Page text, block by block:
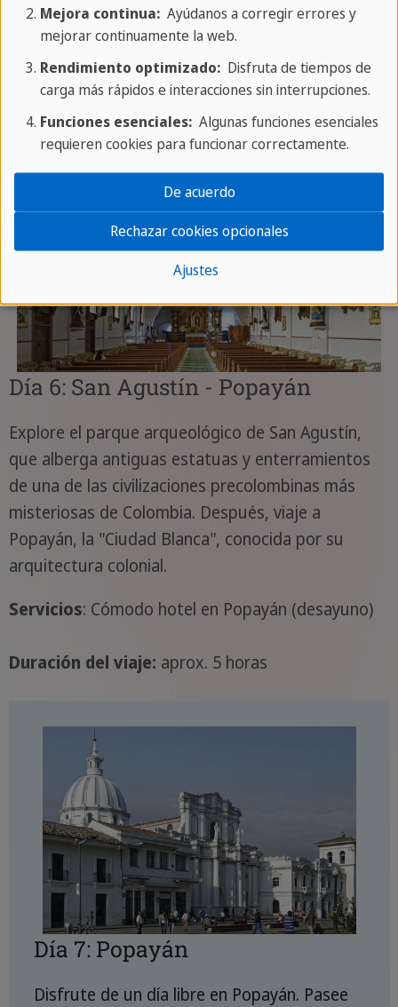
Duración del viaje:aprox. 9 horas con
paradas
Día 6: San Agustín - Popayán
Explore el parque arqueológico de San Agustín,
que alberga antiguas estatuas y enterramientos
de una de las civilizaciones precolombinas más
misteriosas de Colombia. Después, viaje a
Popayán, la "Ciudad Blanca", conocida por su
arquitectura colonial.
Servicios: Cómodo hotel en Popayán (desayuno)
Duración del viaje: aprox. 5 horas
Día 7: Popayán
Disfrute de un día libre en Popayán. Pasee
Mejora continua:Ayúdanos a corregir errores y
mejorar continuamente la web.
Rendimiento optimizado:Disfruta de tiempos de
carga más rápidos e interacciones sin interrupciones.
Funciones esenciales:Algunas funciones esenciales
requieren cookies para funcionar correctamente.
Ajustes
Rechazar cookies opcionales
De acuerdo